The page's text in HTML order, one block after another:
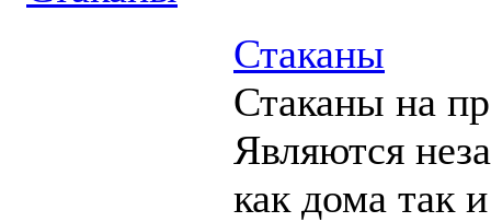
Стаканы
Стаканы на
Являются
как дома так